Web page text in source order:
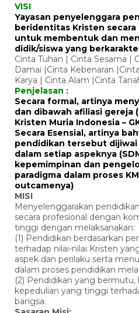
VISI
Yayasan penyelenggara
beridentitas Kristen
untuk membentuk dan
didik/siswa yang
Cinta Tuhan | Cinta Sesama |
Damai |Cinta Kebenaran
Karya | Cinta Alam |Cinta
Penjelasan :
Secara formal, artinya
dan dibawah afiliasi gereja
Kristen Muria Indonesia –
Secara Esensial, artinya
pendidikan tersebut
dalam setiap aspeknya
kepemimpinan dan
paradigma dalam proses
outcamenya)
MISI
Menyelenggarakan
secara profesional dengan
tinggi dengan melaksanakan:
(1) Pendidikan berdasarkan
terhadap nilai-nilai Kristen
aspek dan perilaku serta
dalam proses pendidikan
(2) Pendidikan yang
kepedulian yang tinggi
bangsa.